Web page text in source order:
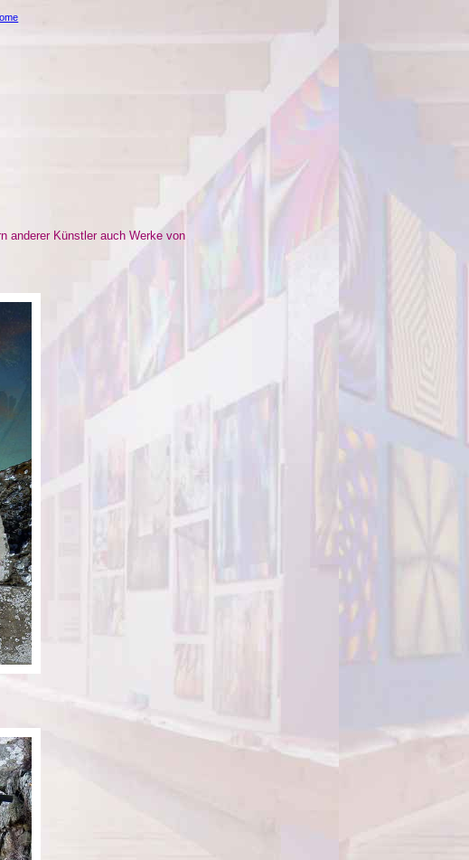
anderer Künstler auch Werke von